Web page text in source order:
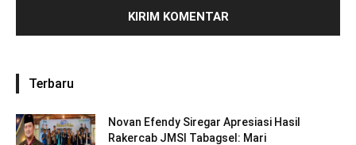
Terbaru
Novan Efendy Siregar Apresiasi Hasil
Rakercab JMSI Tabagsel: Mari